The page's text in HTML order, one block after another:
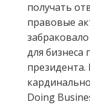
получать
правовые
для бизнеса
Doing